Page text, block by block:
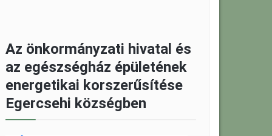
Az önkormányzati hivatal és
az egészségház épületének
energetikai korszerűsítése
Egercsehi községben